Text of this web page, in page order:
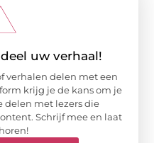
uw verhaal!
verhalen delen met een
krijg je de kans om je
delen met lezers die
Schrijf mee en laat